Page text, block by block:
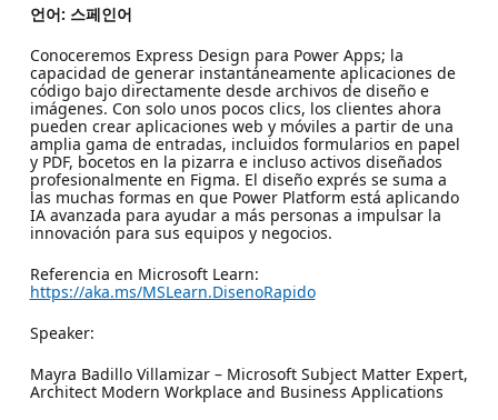
언어: 스페인어
Conoceremos Express Design para Power Apps; la
capacidad de generar instantáneamente aplicaciones de
código bajo directamente desde archivos de diseño e
imágenes. Con solo unos pocos clics, los clientes ahora
pueden crear aplicaciones web y móviles a partir de una
amplia gama de entradas, incluidos formularios en papel
y PDF, bocetos en la pizarra e incluso activos diseñados
profesionalmente en Figma. El diseño exprés se suma a
las muchas formas en que Power Platform está aplicando
IA avanzada para ayudar a más personas a impulsar la
innovación para sus equipos y negocios.
Referencia en Microsoft Learn:
https://aka.ms/MSLearn.DisenoRapido
Speaker:
Mayra Badillo Villamizar – Microsoft Subject Matter Expert,
Architect Modern Workplace and Business Applications